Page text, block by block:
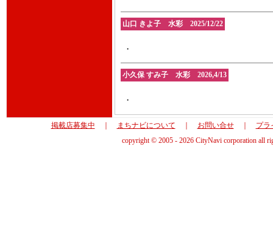
山口 きよ子 水彩 2025/12/22
・
小久保 すみ子 水彩 2026,4/13
・
掲載店募集中 まちナビについて お問い合せ｜
プラ
copyright © 2005 - 2026 CityNavi corporation all